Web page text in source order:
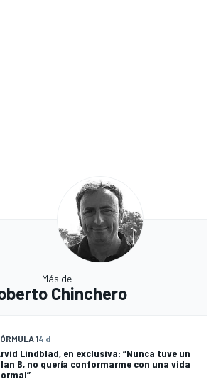
Más de
Chinchero
14 d
Lindblad, en exclusiva: “Nunca tuve un
B, no quería conformarme con una vida